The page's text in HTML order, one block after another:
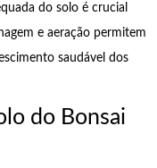
do solo é crucial
e aeração permitem
saudável dos
do Bonsai